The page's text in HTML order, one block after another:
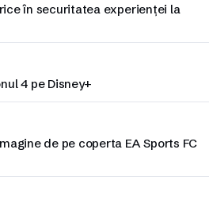
în securitatea experienței la
4 pe Disney+
de pe coperta EA Sports FC